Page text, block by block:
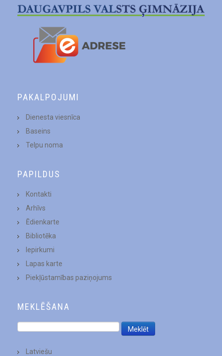
PAKALPOJUMI
Dienesta viesnīca
Baseins
Telpu noma
PAPILDUS
Kontakti
Arhīvs
Ēdienkarte
Bibliotēka
Iepirkumi
Lapas karte
Piekļūstamības paziņojums
MEKLĒŠANA
Latviešu